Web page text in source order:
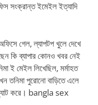
সংক্রান্ত ইমেইল ইত্যাদি
গেল, ল্যাপটপ খুলে দেখে
কি ব্যাপার কোনও খবর নেই
ই মেইল লিখেছিল, মর্মাহত
তনিমা পুরোনো বাড়িতে এলে
চ্যাট করে। bangla sex